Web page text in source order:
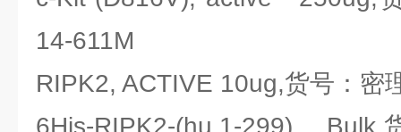
14-611M
RIPK2, ACTIVE 10ug,货号：密
6His-RIPK2-(hu,1-299) Bulk,